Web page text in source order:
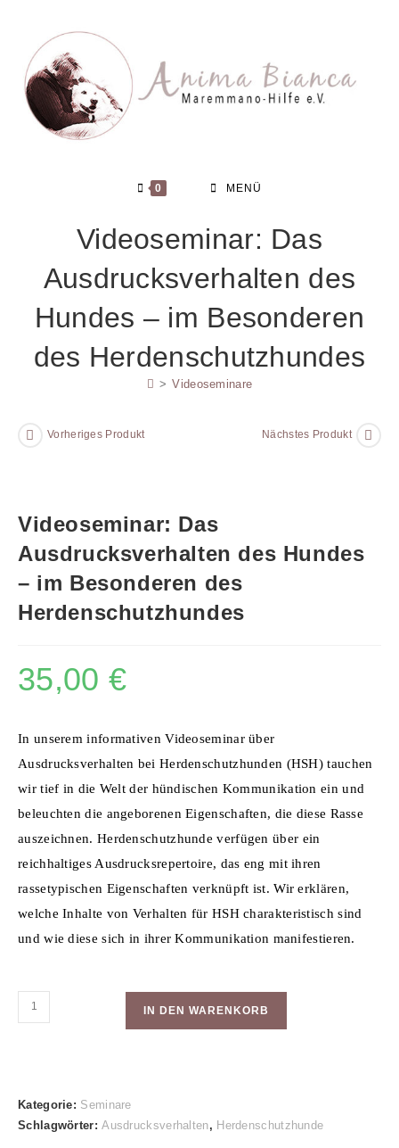
springen
0 MENÜ
Videoseminar: Das
Ausdrucksverhalten des
Hundes – im Besonderen
des Herdenschutzhundes
> Videoseminare
Vorheriges Produkt Nächstes Produkt
Videoseminar: Das
Ausdrucksverhalten des Hundes
– im Besonderen des
Herdenschutzhundes
35,00 €
In unserem informativen Videoseminarüber
Ausdrucksverhalten bei Herdenschutzhunden (HSH) tauchen
wir tief in die Welt der hündischen Kommunikation ein und
beleuchten die angeborenen Eigenschaften, die diese Rasse
auszeichnen. Herdenschutzhunde verfügenüber ein
reichhaltiges Ausdrucksrepertoire, das eng mit ihren
rassetypischen Eigenschaften verknüpft ist. Wir erklären,
welche Inhalte von Verhalten für HSH charakteristisch sind
und wie diese sich in ihrer Kommunikation manifestieren.
Videoseminar:
Das
–
IN DEN WARENKORB
Kategorie: Seminare
Schlagwörter:Ausdrucksverhalten, Herdenschutzhunde